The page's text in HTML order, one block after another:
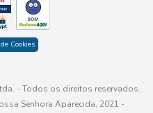
Cookies
- Todos os direitos reservados.
Senhora Aparecida, 2021 -